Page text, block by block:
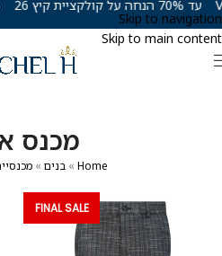
Skip to navigation
Skip to main content
מכנס
Home
» בנים »
FINAL SALE
עד 70% הנחה על קולקציית קיץ 26